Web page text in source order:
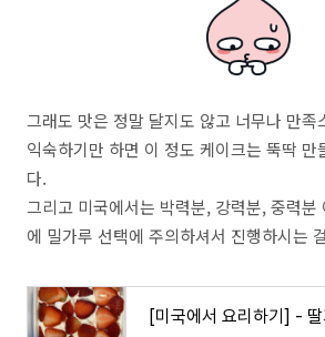
그래도 맛은 정말 달지도 않고 너무나 만족
익숙하기만 하면 이 정도 케이크는 뚝딱 만
다.
그리고 미국에서는 박력분, 강력분, 중력분
에 밀가루 선택에 주의하셔서 진행하시는
[미국에서 요리하기] -